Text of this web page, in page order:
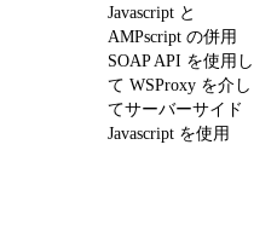
Javascript と
AMPscript の併用
SOAP API を使用し
て WSProxy を介し
てサーバーサイド
Javascript を使用